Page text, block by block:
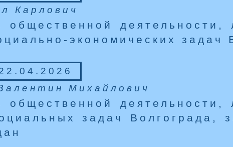
Карлович
общественной деятельности,
экономических задач
Михайлович
общественной деятельности,
задач Волгограда,